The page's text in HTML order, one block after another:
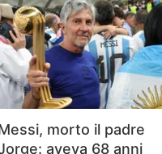
morto il padre
aveva 68 anni